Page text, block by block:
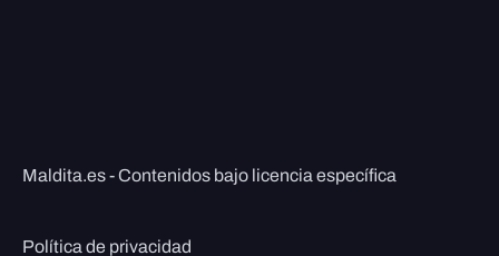
Maldita.es - Contenidos bajo licencia específica
Política de privacidad